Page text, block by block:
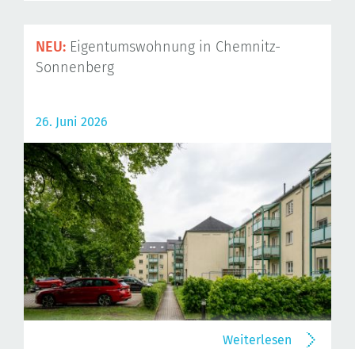
NEU: Eigentumswohnung in Chemnitz-
Sonnenberg
26. Juni 2026
Weiterlesen